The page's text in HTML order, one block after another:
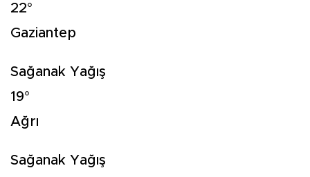
22°
Gaziantep
Sağanak Yağış
19°
Ağrı
Sağanak Yağış